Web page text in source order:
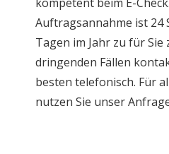
Auftragsannahme ist 24
Tagen im Jahr zu für Sie
dringenden Fällen kontaktieren Sie uns am
besten telefonisch. Für alle
nutzen Sie unser